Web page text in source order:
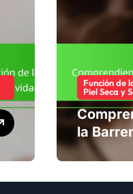
Función de
Piel Seca y
la
Cutánea:
Función,